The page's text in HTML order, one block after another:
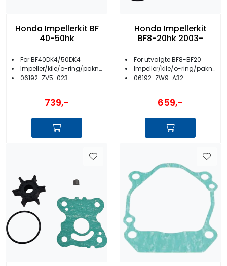
Honda Impellerkit BF
40-50hk
For BF40DK4/50DK4
Impeller/kile/o-ring/pakninger
06192-ZV5-023
739,-
Honda Impellerkit
BF8-20hk 2003-
For utvalgte BF8-BF20
Impeller/kile/o-ring/pakning
06192-ZW9-A32
659,-